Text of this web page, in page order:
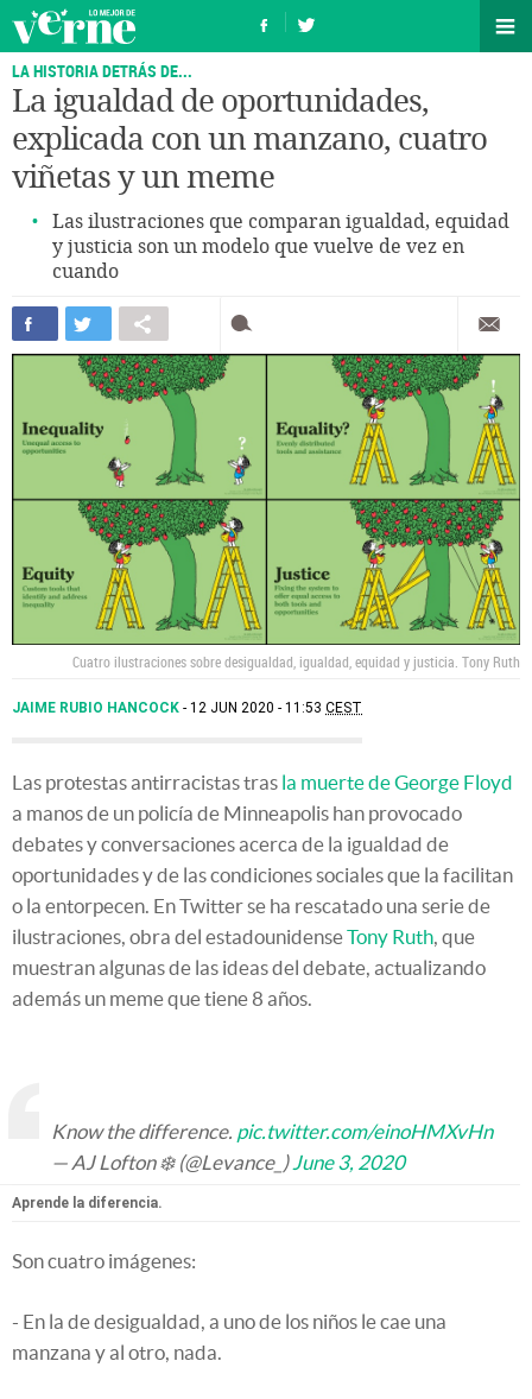
LA HISTORIA DETRÁS DE...
La igualdad de oportunidades,
explicada con un manzano, cuatro
viñetas y un meme
Las ilustraciones que comparan igualdad, equidad
y justicia son un modelo que vuelve de vez en
cuando
Cuatro ilustraciones sobre desigualdad, igualdad, equidad y justicia. Tony Ruth
JAIME RUBIO HANCOCK 12 JUN 2020 - 11:53 CEST
Las protestas antirracistas tras la muerte de George Floyd
a manos de un policía de Minneapolis han provocado
debates y conversaciones acerca de la igualdad de
oportunidades y de las condiciones sociales que la facilitan
o la entorpecen. En Twitter se ha rescatado una serie de
ilustraciones, obra del estadounidenseTony Ruth , que
muestran algunas de las ideas del debate, actualizando
además un meme que tiene 8 años.
Know the difference. pic.twitter.com/einoHMXvHn
— AJ Lofton ❄️ (@Levance_) June 3, 2020
Aprende la diferencia.
Son cuatro imágenes:
- En la de desigualdad, a uno de los niños le cae una
manzana y al otro, nada.